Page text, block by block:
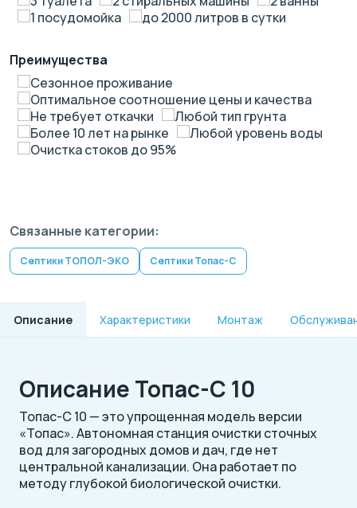
1 посудомойка
до 2000 литров в сутки
Преимущества
Сезонное проживание
Оптимальное соотношение цены и качества
Не требует откачки
Любой тип грунта
Более 10 лет на рынке
Любой уровень воды
Очистка стоков до 95%
Связанные категории:
Септики ТОПОЛ-ЭКО Септики Топас-С
Описание Характеристики Монтаж
Описание Топас-С 10
Топас-С 10 — это упрощенная модель версии
«Топас». Автономная станция очистки сточных
вод для загородных домов и дач, где нет
центральной канализации. Она работает по
методу глубокой биологической очистки.